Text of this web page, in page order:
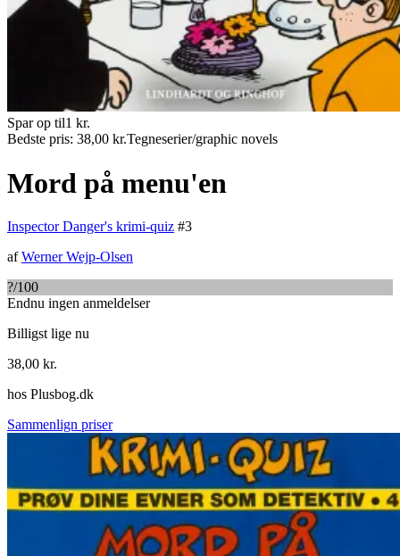
Spar op til1 kr.
Bedste pris: 38,00 kr.Tegneserier/graphic novels
Mord på menu'en
Inspector Danger's krimi-quiz #3
afWerner Wejp-Olsen
?/100
Endnu ingen anmeldelser
Billigst lige nu
38,00 kr.
hos Plusbog.dk
Sammenlign priser